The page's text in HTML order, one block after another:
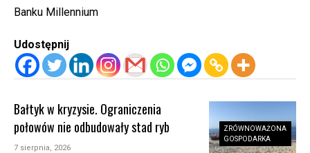
Banku Millennium
Udostępnij
ZRÓWNOWAŻONA
GOSPODARKA
Bałtyk w kryzysie. Ograniczenia
połowów nie odbudowały stad ryb
7 sierpnia, 2026